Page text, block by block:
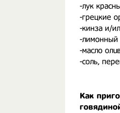
-лук
-грецкие
-кинза и/
-лимонный
-масло
-соль,
Как